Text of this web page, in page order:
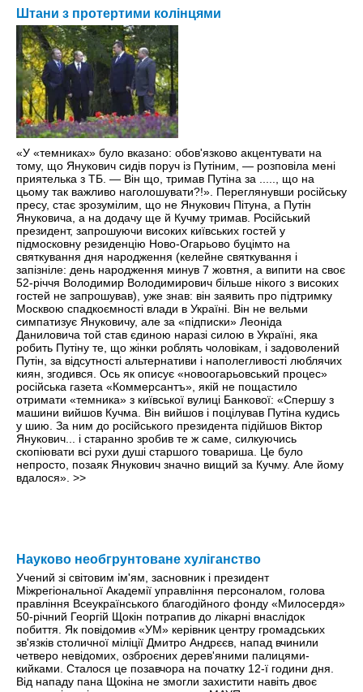
Штани з протертими колінцями
«У «темниках» було вказано: обов'язково акцентувати на
тому, що Янукович сидів поруч iз Путіним, — розповіла мені
приятелька з ТБ. — Він що, тримав Путіна за ....., що на
цьому так важливо наголошувати?!». Переглянувши російську
пресу, стає зрозумілим, що не Янукович Пітуна, а Путін
Януковича, а на додачу ще й Кучму тримав. Російський
президент, запрошуючи високих київських гостей у
підмосковну резиденцію Ново-Огарьово буцімто на
святкування дня народження (келейне святкування і
запізніле: день народження минув 7 жовтня, а випити на своє
52-річчя Володимир Володимирович більше нікого з високих
гостей не запрошував), уже знав: він заявить про підтримку
Москвою спадкоємності влади в Україні. Він не вельми
симпатизує Януковичу, але за «підписки» Леоніда
Даниловича той став єдиною наразі силою в Україні, яка
робить Путіну те, що жінки роблять чоловікам, і задоволений
Путін, за відсутності альтернативи і наполегливості люблячих
киян, згодився. Ось як описує «новоогарьовський процес»
російська газета «Коммерсантъ», якій не пощастило
отримати «темника» з київської вулиці Банкової: «Спершу з
машини вийшов Кучма. Він вийшов і поцілував Путіна кудись
у шию. За ним до російського президента підійшов Віктор
Янукович... і старанно зробив те ж саме, силкуючись
скопіювати всі рухи душі старшого товариша. Це було
непросто, позаяк Янукович значно вищий за Кучму. Але йому
вдалося». >>
Науково необгрунтоване хуліганство
Учений зі світовим ім'ям, засновник і президент
Міжрегіональної Академії управління персоналом, голова
правління Всеукраїнського благодійного фонду «Милосердя»
50-річний Георгій Щокін потрапив до лікарні внаслідок
побиття. Як повідомив «УМ» керівник центру громадських
зв'язків столичної міліції Дмитро Андрєєв, напад вчинили
четверо невідомих, озброєних дерев'яними палицями-
кийками. Сталося це позавчора на початку 12-ї години дня.
Від нападу пана Щокіна не змогли захистити навіть двоє